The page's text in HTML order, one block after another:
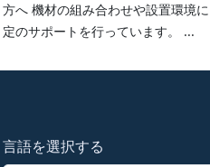
方へ 機材の組み合わせや設置環境
定のサポートを行っています。 ...
言語を選択する